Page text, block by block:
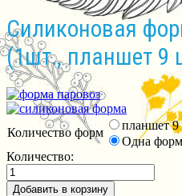
Силиконовая
(1шт., планшет 9
Количество форм
планшет
Одна
Количество:
Добавить в корзину